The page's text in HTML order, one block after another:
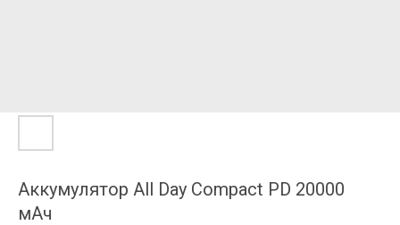
Аккумулятор All Day Compact PD 20000
мAч